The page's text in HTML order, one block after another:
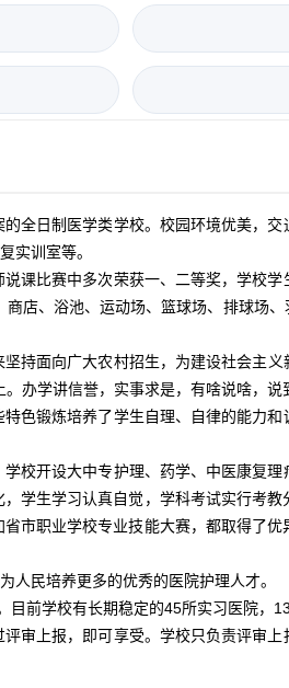
日制医学类学校。校园环境优美，交
实训室等。
课比赛中多次荣获一、二等奖，学校
店、浴池、运动场、篮球场、排球场
持面向广大农村招生，为建设社会主
办学讲信誉，实事求是，有啥说啥，说
色锻炼培养了学生自理、自律的能力
校开设大中专护理、药学、中医康复
学生学习认真自觉，学科考试实行考
市职业学校专业技能大赛，都取得了优
人民培养更多的优秀的医院护理人才。
前学校有长期稳定的45所实习医院，
审上报，即可享受。学校只负责评审